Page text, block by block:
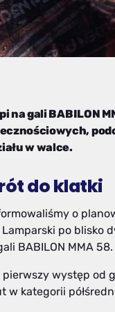
na gali BABILON
w walce.
do klatki
o
po blisko
BABILON MMA 58.
pierwszy występ
w kategorii